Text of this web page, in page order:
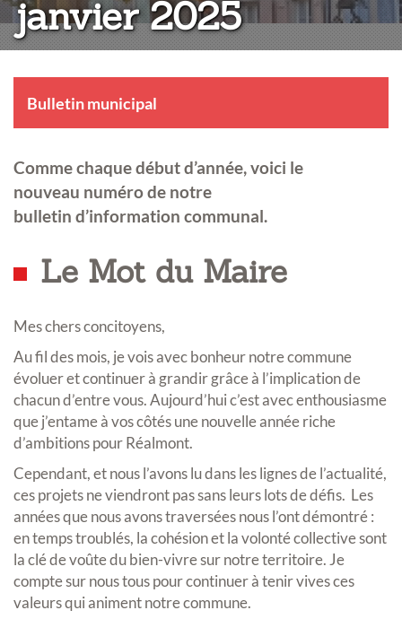
janvier 2025
Bulletin municipal
Comme chaque début d’année, voici le
nouveau numéro de notre
bulletin d’information communal.
Le Mot du Maire
Mes chers concitoyens,
Au fil des mois, je vois avec bonheur notre commune
évoluer et continuer à grandir grâce à l’implication de
chacun d’entre vous. Aujourd’hui c’est avec enthousiasme
que j’entame à vos côtés une nouvelle année riche
d’ambitions pour Réalmont.
Cependant, et nous l’avons lu dans les lignes de l’actualité,
ces projets ne viendront pas sans leurs lots de défis. Les
années que nous avons traversées nous l’ont démontré :
en temps troublés, la cohésion et la volonté collective sont
la clé de voûte du bien-vivre sur notre territoire. Je
compte sur nous tous pour continuer à tenir vives ces
valeurs qui animent notre commune.